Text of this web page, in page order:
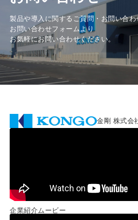
製品や導入に関するご質問・お問い合わ
お問い合わせフォームより
お気軽にお問い合わせください。
金剛 株式会
企業紹介ムービー